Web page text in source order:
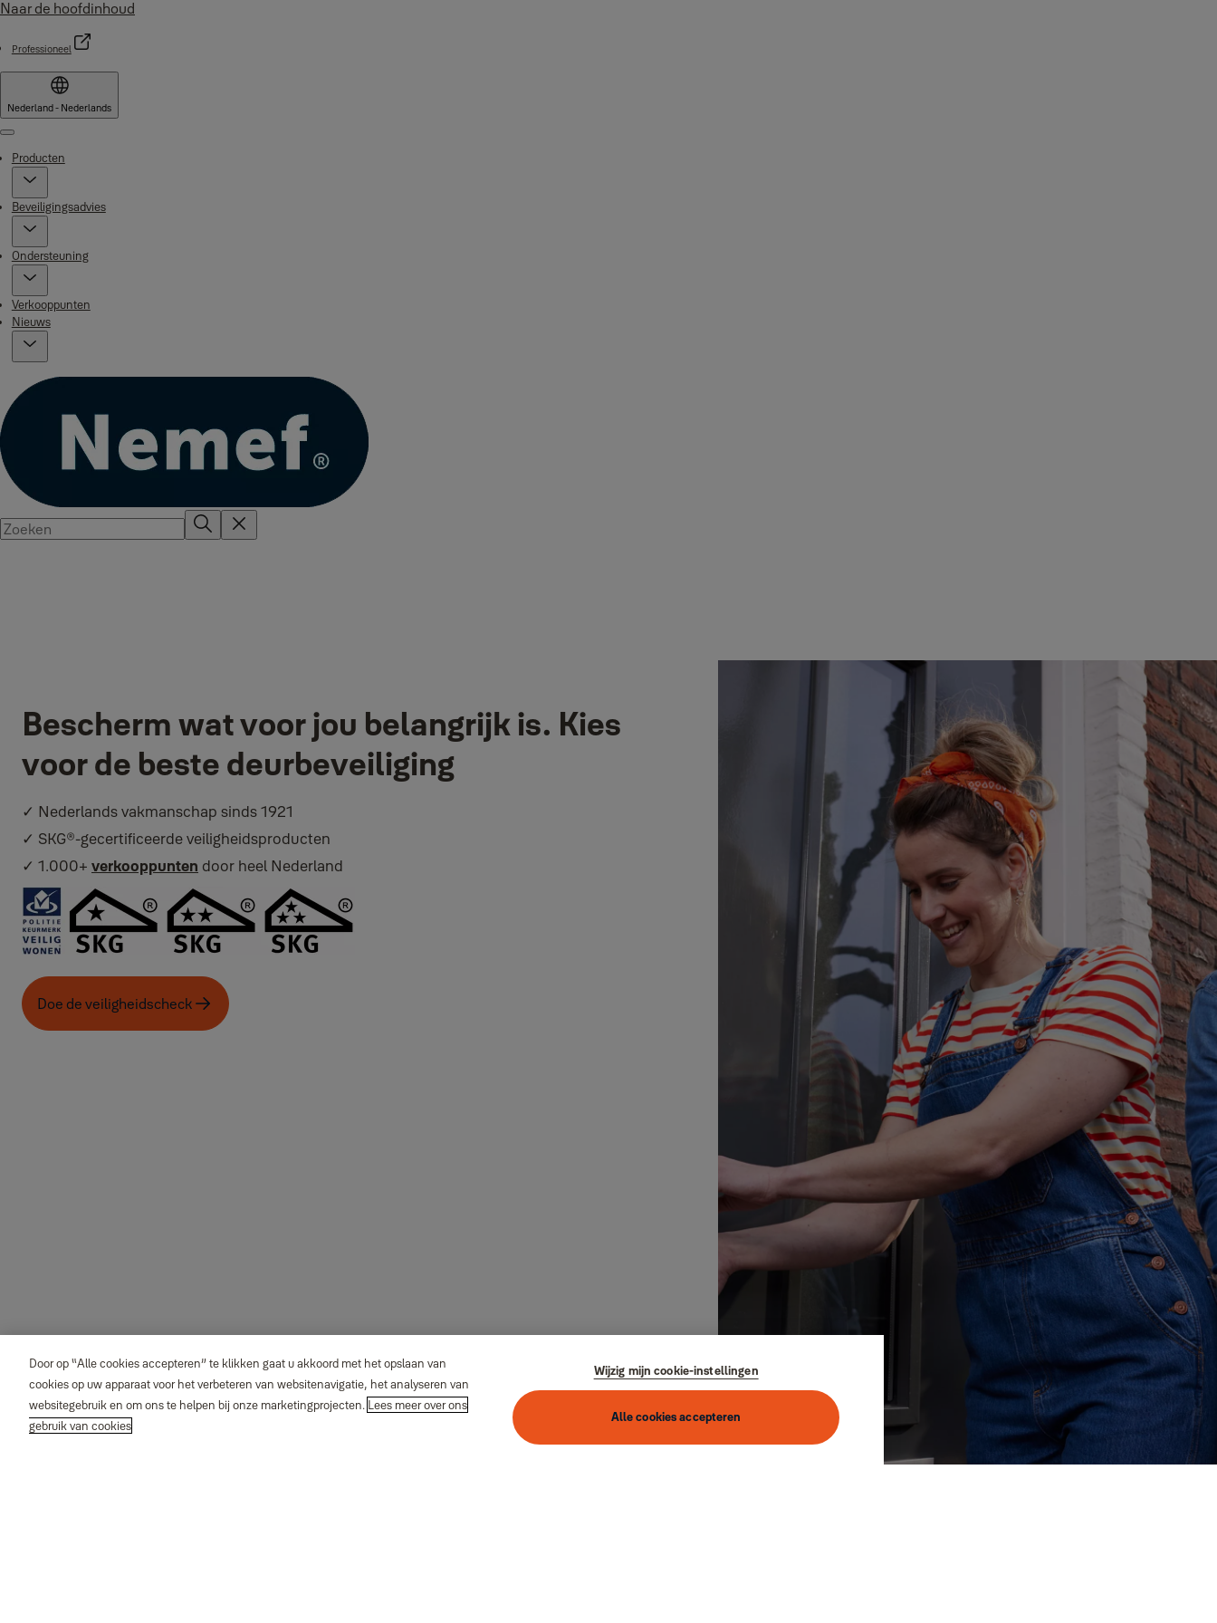
Naar de hoofdinhoud
Professioneel
Nederland - Nederlands
Menu
Producten
Beveiligingsadvies
Ondersteuning
Verkooppunten
Nieuws
Bescherm wat voor jou belangrijk is. Kies
voor de beste deurbeveiliging
✓ Nederlands vakmanschap sinds 1921
✓ SKG®-gecertificeerde veiligheidsproducten
✓ 1.000+ verkooppunten door heel Nederland
Doe de veiligheidscheck
Door op “Alle cookies accepteren” te klikken gaat u akkoord met het opslaan van
cookies op uw apparaat voor het verbeteren van websitenavigatie, het analyseren van
websitegebruik en om ons te helpen bij onze marketingprojecten. Lees meer over ons
gebruik van cookies
Wijzig mijn cookie-instellingen
Alle cookies accepteren